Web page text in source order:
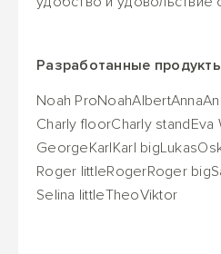
Разработанные
Noah ProNoahAlbertAnna
Charly floorCharly standEva
GeorgeKarlKarl bigLukas
Roger littleRogerRoger big
Selina littleTheoViktor